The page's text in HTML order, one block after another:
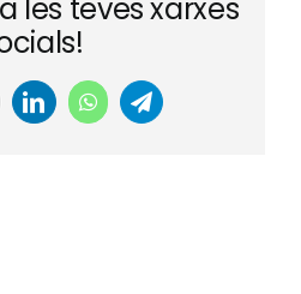
les teves xarxes
LinkedInWhatsAppTelegram